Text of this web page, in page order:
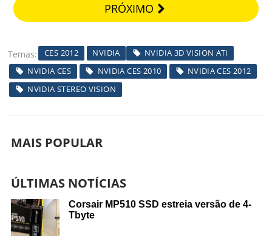
PRÓXIMO
Temas CES 2012 NVIDIA
NVIDIA 3D VISION ATI
NVIDIA CES
NVIDIA CES 2010
NVIDIA CES 2012
NVIDIA STEREO VISION
MAIS POPULAR
ÚLTIMAS NOTÍCIAS
Corsair MP510 SSD estreia versão de 4-
Tbyte